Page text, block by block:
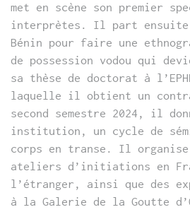
met en scène son premier
interprètes. Il part ensuite
Bénin pour faire une
de possession vodou qui
sa thèse de doctorat à
laquelle il obtient un
second semestre 2024, il
institution, un cycle de
corps en transe. Il organise
ateliers d’initiations en
l’étranger, ainsi que des
à la Galerie de la Goutte